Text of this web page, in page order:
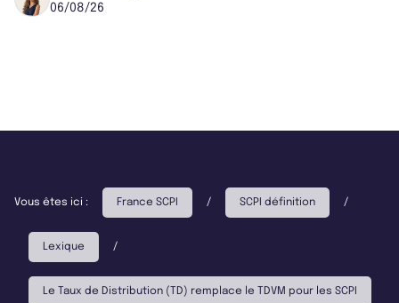
06/08/26
Vous êtes ici : France SCPI / SCPI définition /
Lexique /
Le Taux de Distribution (TD) remplace le TDVM pour les SCPI